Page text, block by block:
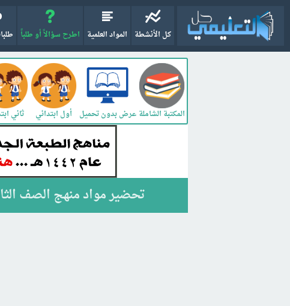
كل الأنشطة المواد العلمية اطرح سؤالاً أو طلباً
المكتبة الشاملة عرض بدون تحميل أول ابتدائي ثاني
تحضير مواد منهج الصف الثاني المتوسط